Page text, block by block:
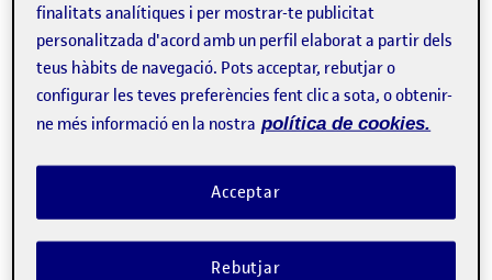
Tweet
finalitats analítiques i per mostrar-te publicitat
personalitzada d'acord amb un perfil elaborat a partir dels
teus hàbits de navegació. Pots acceptar, rebutjar o
configurar les teves preferències fent clic a sota, o obtenir-
ne més informació en la nostra política de cookies.
Rebutjar
Acceptar